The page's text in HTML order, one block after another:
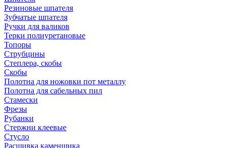
Резиновые шпателя
Зубчатые шпателя
Ручки для валиков
Терки полиуретановые
Топоры
Струбцины
Степлера, скобы
Скобы
Полотна для ножовки пот металлу
Полотна для сабельных пил
Стамески
Фрезы
Рубанки
Стержни клеевые
Стусло
Расшивка каменщика